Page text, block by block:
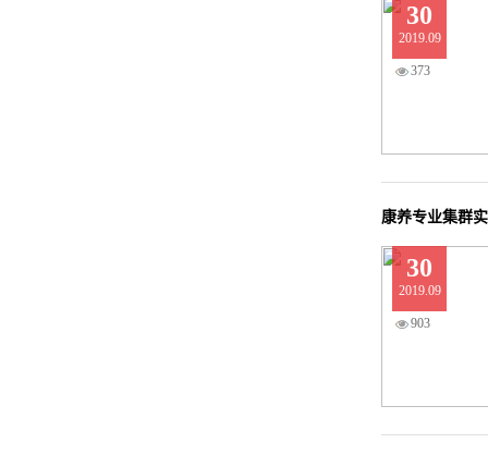
30
2019.09
373
康养专业集群
30
2019.09
903